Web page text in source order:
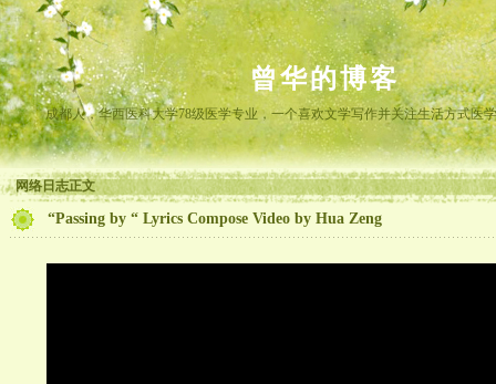
曾华的博客
成都人，华西医科大学78级医学专业，一个喜欢文学写作并关注生活方式医
网络日志正文
“Passing by “ Lyrics Compose Video by Hua Zeng